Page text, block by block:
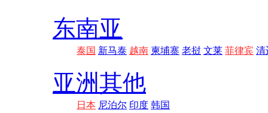
东南亚
泰国 新马泰 越南 柬埔寨 老挝 文莱 菲律宾 清
亚洲其他
日本 尼泊尔 印度 韩国